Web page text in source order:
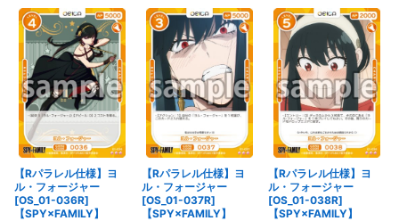
【Rパラレル仕様】ヨ
ル・フォージャー
[OS_01-036R]
【SPY×FAMILY】
【Rパラレル仕様】ヨ
ル・フォージャー
[OS_01-037R]
【SPY×FAMILY】
【Rパラレル仕様】ヨ
ル・フォージャー
[OS_01-038R]
【SPY×FAMILY】